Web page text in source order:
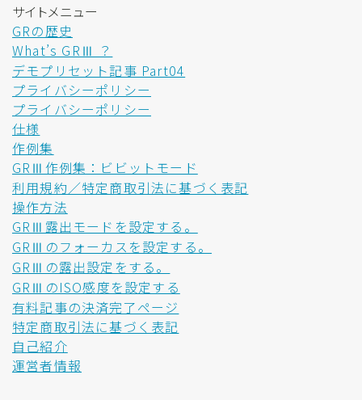
サイトメニュー
GRの歴史
What’s GRⅢ ？
デモプリセット記事 Part04
プライバシーポリシー
プライバシーポリシー
仕様
作例集
GRⅢ作例集：ビビットモード
利用規約／特定商取引法に基づく表記
操作方法
GRⅢ露出モードを設定する。
GRⅢのフォーカスを設定する。
GRⅢの露出設定をする。
GRⅢのISO感度を設定する
有料記事の決済完了ページ
特定商取引法に基づく表記
自己紹介
運営者情報